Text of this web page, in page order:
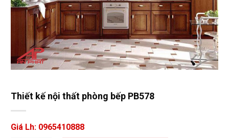
Thiết kế nội thất phòng bếp PB578
Giá Lh: 0965410888